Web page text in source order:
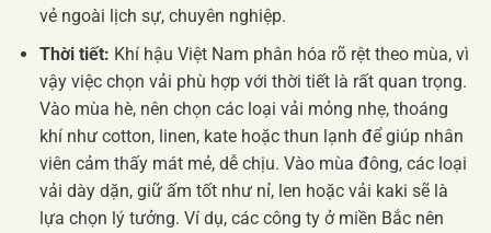
vẻ ngoài lịch sự, chuyên nghiệp.
Thời tiết: Khí hậu Việt Nam phân hóa rõ rệt theo mùa, vì
vậy việc chọn vải phù hợp với thời tiết là rất quan trọng.
Vào mùa hè, nên chọn các loại vải mỏng nhẹ, thoáng
khí như cotton, linen, kate hoặc thun lạnh để giúp nhân
viên cảm thấy mát mẻ, dễ chịu. Vào mùa đông, các loại
vải dày dặn, giữ ấm tốt như nỉ, len hoặc vải kaki sẽ là
lựa chọn lý tưởng. Ví dụ, các công ty ở miền Bắc nên